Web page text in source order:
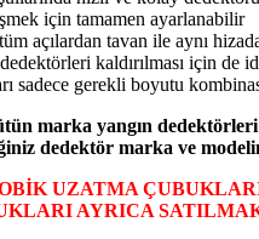
için tamamen ayarlanabilir
açılardan tavan ile aynı
kaldırılması için de
sadece gerekli boyutu
marka yangın
dedektör marka ve
UZATMA
AYRICA